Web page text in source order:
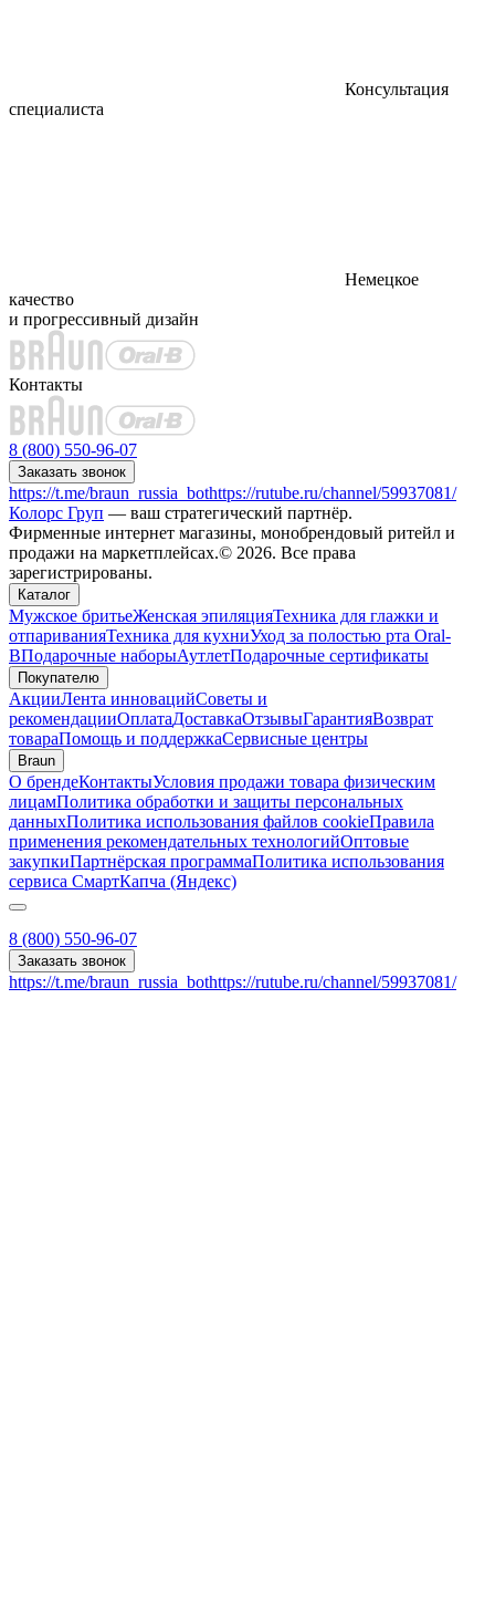
Консультация
специалиста
Немецкое
качество
и прогрессивный дизайн
Контакты
8 (800) 550-96-07
Заказать звонок
https://t.me/braun_russia_bothttps://rutube.ru/channel/59937081/
Колорс Груп — ваш стратегический партнёр.
Фирменные интернет магазины, монобрендовый ритейл и
продажи на маркетплейсах.© 2026. Все права
зарегистрированы.
Каталог
Мужское бритьеЖенская эпиляцияТехника для глажки и
отпариванияТехника для кухниУход за полостью рта Oral-
BПодарочные наборыАутлетПодарочные сертификаты
Покупателю
АкцииЛента инновацийСоветы и
рекомендацииОплатаДоставкаОтзывыГарантияВозврат
товараПомощь и поддержкаСервисные центры
Braun
О брендеКонтактыУсловия продажи товара физическим
лицамПолитика обработки и защиты персональных
данныхПолитика использования файлов cookieПравила
применения рекомендательных технологийОптовые
закупкиПартнёрская программаПолитика использования
сервиса СмартКапча (Яндекс)
8 (800) 550-96-07
Заказать звонок
https://t.me/braun_russia_bothttps://rutube.ru/channel/59937081/